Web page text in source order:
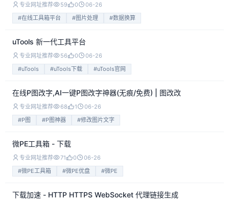
专业网址推荐 59 0
06-26
#在线工具箱平台
#图片处理 #数据换算
uTools 新一代工具平台
专业网址推荐 56 0
06-26
#uTools
#uTools下载 #uTools官网
在线P图改字,AI一键P图改字神器(无痕/免费) | 图改改
专业网址推荐 68 1
06-26
#P图
#P图神器 #修改图片文字
微PE工具箱 - 下载
专业网址推荐 71 0
06-26
#微PE工具箱
#微PE优盘 #微PE
下载加速 - HTTP HTTPS WebSocket 代理链接生成